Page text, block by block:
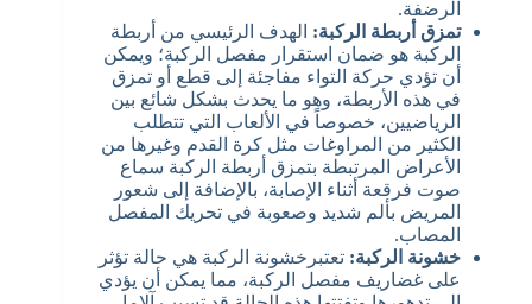
الرضفة.
تمزق أربطة الركبة: الهدف الرئيسي من أربطة
الركبة هو ضمان استقرار مفصل الركبة؛ ويمكن
أن تؤدي حركة التواء مفاجئة إلى قطع أو تمزق
في هذه الأربطة، وهو ما يحدث بشكل شائع بين
الرياضيين، خصوصاً في الألعاب التي تتطلب
الكثير من المراوغات مثل كرة القدم وغيرها من
الأعراض المرتبطة بتمزق أربطة الركبة سماع
صوت فرقعة أثناء الإصابة، بالإضافة إلى شعور
المريض بألم شديد وصعوبة في تحريك المفصل
المصاب.
خشونة الركبة: تعتبرخشونة الركبة هي حالة تؤثر
على غضاريف مفصل الركبة، مما يمكن أن يؤدي